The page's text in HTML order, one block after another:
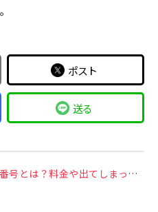
ポスト
送る
料金や出てしまったときの注意点を解説